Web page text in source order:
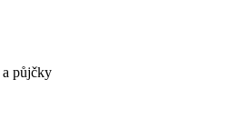
a půjčky